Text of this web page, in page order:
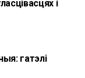
і
гатэлі